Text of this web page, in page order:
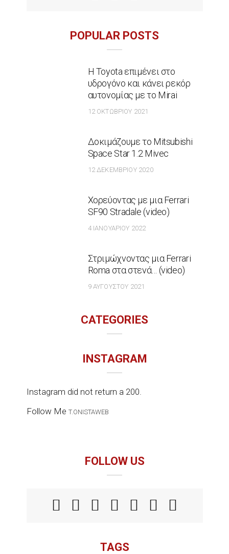
POPULAR POSTS
Η Toyota επιμένει στο
υδρογόνο και κάνει ρεκόρ
αυτονομίας με το Mirai
12 ΟΚΤΩΒΡΊΟΥ 2021
Δοκιμάζουμε το Mitsubishi
Space Star 1.2 Mivec
12 ΔΕΚΕΜΒΡΊΟΥ 2020
Χορεύοντας με μια Ferrari
SF90 Stradale (video)
4 ΙΑΝΟΥΑΡΊΟΥ 2022
Στριμώχνοντας μια Ferrari
Roma στα στενά… (video)
9 ΑΥΓΟΎΣΤΟΥ 2021
CATEGORIES
INSTAGRAM
Instagram did not return a 200.
Follow Me T.ONISTAWEB
FOLLOW US
TAGS